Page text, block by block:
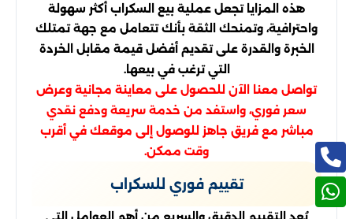
هذه المزايا تجعل عملية بيع السكراب أكثر سهولة
واحترافية، وتمنحك الثقة بأنك تتعامل مع جهة تمتلك
الخبرة والقدرة على تقديم أفضل قيمة مقابل الخردة
التي ترغب في بيعها.
تواصل معنا الآن للحصول على معاينة مجانية وعرض
سعر فوري، واستفد من خدمة سريعة ودفع نقدي
مباشر مع فريق جاهز للوصول إلى موقعك في أقرب
وقت ممكن.
تقييم فوري للسكراب
يُعد التقييم الدقيق والسريع من أهم العوامل التي